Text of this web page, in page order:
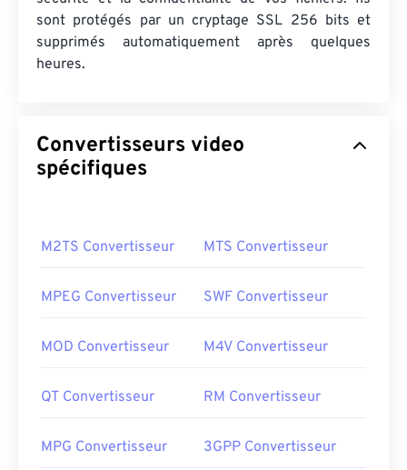
sont protégés par un cryptage SSL 256 bits et
supprimés automatiquement après quelques
heures.
Convertisseurs video
spécifiques
M2TS Convertisseur MTS Convertisseur
MPEG Convertisseur SWF Convertisseur
MOD Convertisseur M4V Convertisseur
QT Convertisseur RM Convertisseur
MPG Convertisseur 3GPP Convertisseur